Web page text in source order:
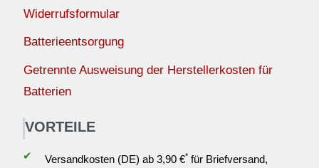
Widerrufsformular
Batterieentsorgung
Getrennte Ausweisung der Herstellerkosten für
Batterien
VORTEILE
✔ Versandkosten (DE) ab 3,90 €*für Briefversand,